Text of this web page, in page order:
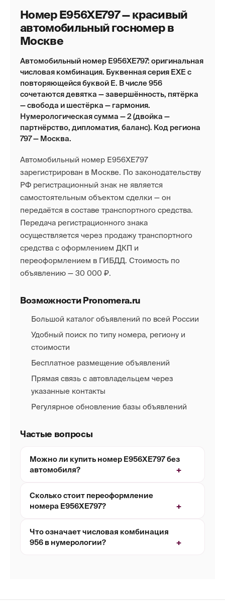
Номер Е956ХЕ797 — красивый
автомобильный госномер в
Москве
Автомобильный номер Е956ХЕ797: оригинальная
числовая комбинация. Буквенная серия ЕХЕ с
повторяющейся буквой Е. В числе 956
сочетаются девятка — завершённость, пятёрка
— свобода и шестёрка — гармония.
Нумерологическая сумма — 2 (двойка —
партнёрство, дипломатия, баланс). Код региона
797 — Москва.
Автомобильный номер Е956ХЕ797
зарегистрирован в Москве. По законодательству
РФ регистрационный знак не является
самостоятельным объектом сделки — он
передаётся в составе транспортного средства.
Передача регистрационного знака
осуществляется через продажу транспортного
средства с оформлением ДКП и
переоформлением в ГИБДД. Стоимость по
объявлению — 30 000 ₽.
Возможности Pronomera.ru
Большой каталог объявлений по всей России
Удобный поиск по типу номера, региону и
стоимости
Бесплатное размещение объявлений
Прямая связь с автовладельцем через
указанные контакты
Регулярное обновление базы объявлений
Частые вопросы
Можно ли купить номер Е956ХЕ797 без
автомобиля?
Сколько стоит переоформление
номера Е956ХЕ797?
Что означает числовая комбинация
956 в нумерологии?